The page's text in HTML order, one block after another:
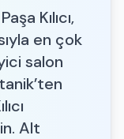
Kılıcı,
en çok
salon
Alt